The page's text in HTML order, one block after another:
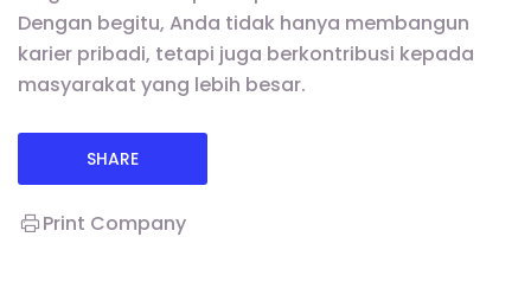
Dengan begitu, Anda tidak hanya membangun
karier pribadi, tetapi juga berkontribusi kepada
masyarakat yang lebih besar.
SHARE
Print Company